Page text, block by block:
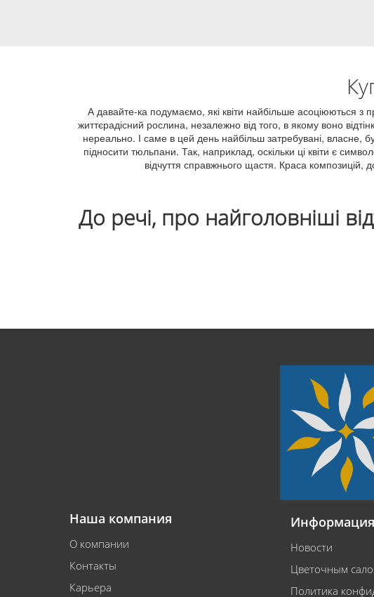
А давайте-ка подумаємо, які квіти найбільше асоціюються
життєрадісний рослина, незалежно від того, в якому воно
нереально. І саме в цей день найбільш затребувані, власне,
підносити тюльпани. Так, наприклад, оскільки ці квіти є
відчуття справжнього щастя. Краса
До речі, про найголовніші
Наша компания
О компании
Контакты
Карьера
Информация
Новости
Цветочным
Политика